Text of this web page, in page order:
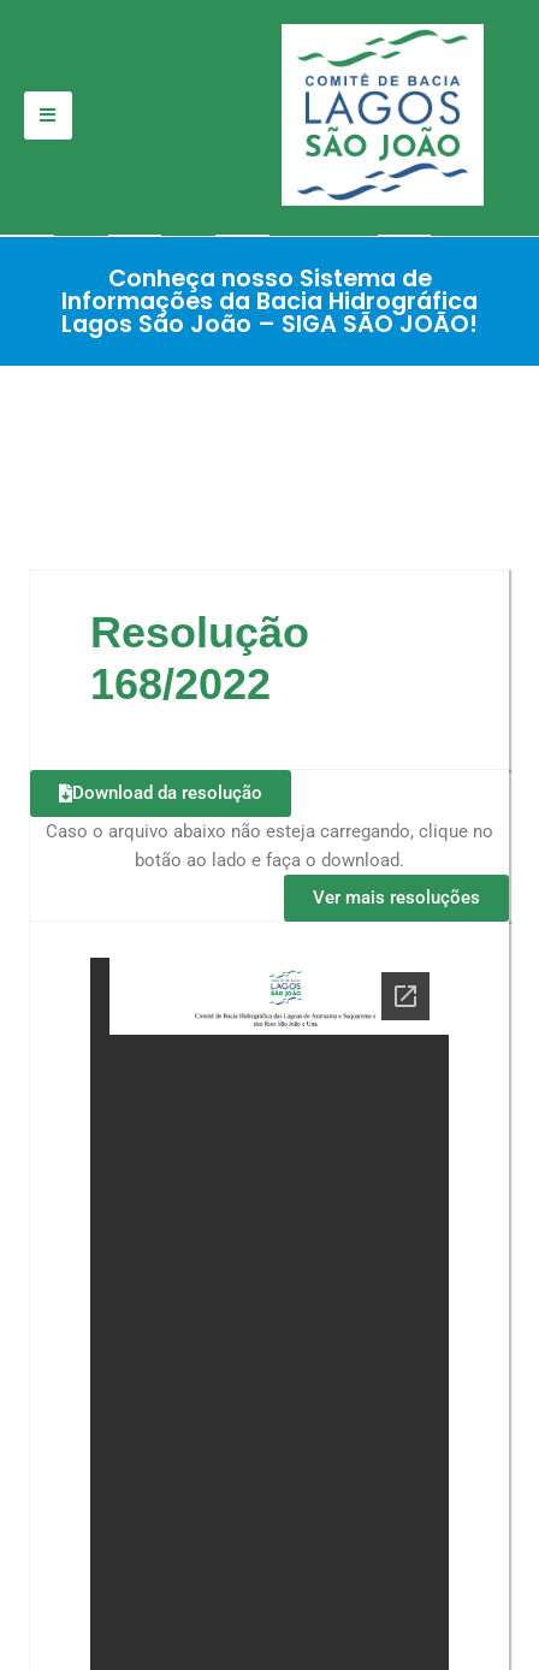
para
Conheça nosso Sistema de
Informações da Bacia Hidrográfica
Lagos São João – SIGA SÃO JOÃO!
Resolução
168/2022
Download da resolução
Caso o arquivo abaixo não esteja carregando, clique no
botão ao lado e faça o download.
Ver mais resoluções